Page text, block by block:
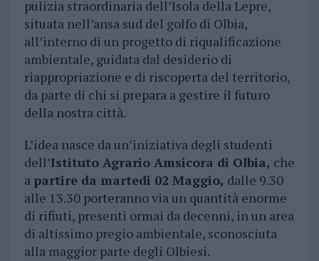
pulizia straordinaria dell’Isola della Lepre,
situata nell’ansa sud del golfo di Olbia,
all’interno di un progetto di riqualificazione
ambientale, guidata dal desiderio di
riappropriazione e di riscoperta del territorio,
da parte di chi si prepara a gestire il futuro
della nostra città.
L’idea nasce da un’iniziativa degli studenti
dell’Istituto Agrario Amsicora di Olbia, che
a partire da martedi 02 Maggio, dalle 9.30
alle 13.30 porteranno via un quantità enorme
di rifiuti, presenti ormai da decenni, in un area
di altissimo pregio ambientale, sconosciuta
alla maggior parte degli Olbiesi.